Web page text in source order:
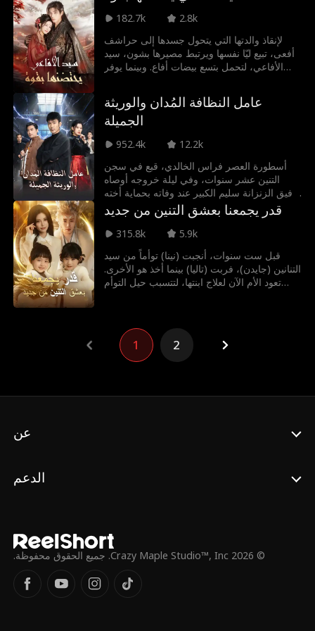
بالصعاب، ينجح الثلاثة بفضل تدخلات إيثان الهادئة
والحازمة في التغلب على التهديدات، وبناء الحياة
العائلية التي طالما حلموا بها.
182.7k
2.8k
لإنقاذ والدتها التي يتحول جسدها إلى حراشف
أفعى، تبيع ليّا نفسها ويرتبط مصيرها بشون، سيد
الأفاعي، لتحمل بتسع بيضات أفاع. وبينما يوفر
بأنها شيطانة وتواجه الموت على يد الأهالي. يعود
شون لإنقاذها في اللحظة الحاسمة، ويكتشف أنها
عامل النظافة المُدان والوريثة
الجميلة
952.4k
12.2k
أسطورة العصر فراس الخالدي، قبع في سجن
التنين عشر سنوات، وفي ليلة خروجه أوصاه
رفيق الزنزانة سليم الكبير عند وفاته بحماية أخته
سلمى لإخفاء هويته، تحول إلى عامل نظافة في
قاعة الوالي للفنون القتالية، لكنه واجه منير
الشمري الذي قاد مجموعة لاستفزاز القاعة،
وأجبر سلمى على قبول تحدّي حياة أو موت لمدة
سبعة أيام. قام فراس الخالدي سراً بتعليم الخادم
المسن الذي كان يكنس الأرض ليصبح مقاتلاً
أسطورياً، وفي اليوم السابع على حلبة المصارعة،
به عائلة الشمري. في اللحظة الحاسمة، مزّق
فراس الخالدي قناعه، وهزم غول القتال بضربة
كف واحدة، لتصبح اتفاقية الأيام السبعة فاتحة
قدر يجمعنا بعشق التنين من جديد
315.8k
5.9k
قبل ست سنوات، أنجبت (نينا) توأماً من سيد
التنانين (جايدن)، فربت (تاليا) بينما أخذ هو الأخرى.
تعود الأم الآن لعلاج ابنتها، لتتسبب حيل التوأم
1 2
عن
الدعم
© 2026 Crazy Maple Studio™, Inc. جميع الحقوق محفوظة.